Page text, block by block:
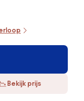
Bekijk prijs